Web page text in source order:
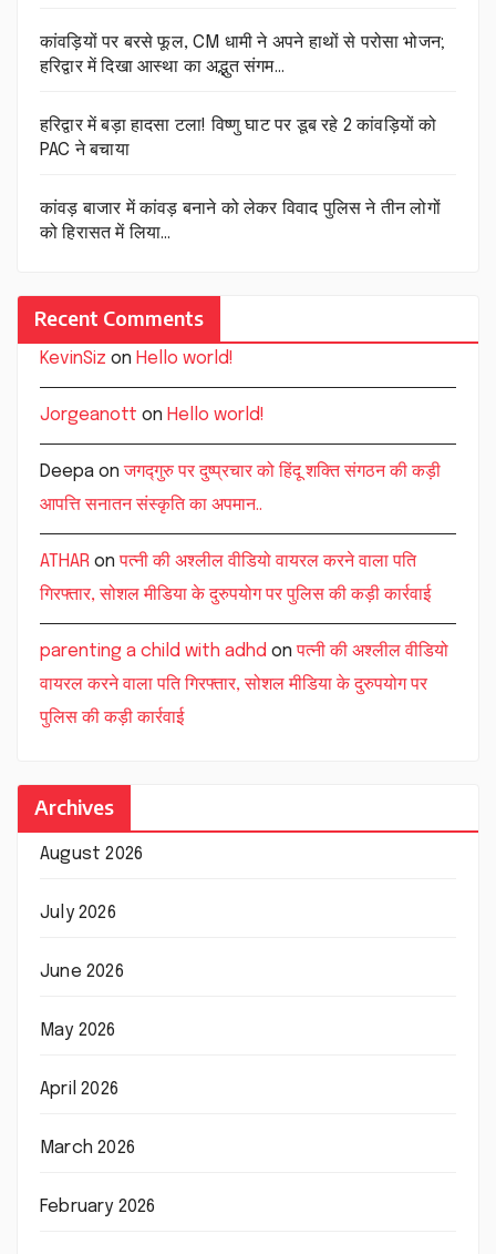
कांवड़ियों पर बरसे फूल, CM धामी ने अपने हाथों से परोसा भोजन;
हरिद्वार में दिखा आस्था का अद्भुत संगम…
हरिद्वार में बड़ा हादसा टला! विष्णु घाट पर डूब रहे 2 कांवड़ियों को
PAC ने बचाया
कांवड़ बाजार में कांवड़ बनाने को लेकर विवाद पुलिस ने तीन लोगों
को हिरासत में लिया…
Recent Comments
KevinSiz on Hello world!
Jorgeanott on Hello world!
Deepa onजगद्गुरु पर दुष्प्रचार को हिंदू शक्ति संगठन की कड़ी
आपत्ति सनातन संस्कृति का अपमान..
ATHAR onपत्नी की अश्लील वीडियो वायरल करने वाला पति
गिरफ्तार, सोशल मीडिया के दुरुपयोग पर पुलिस की कड़ी कार्रवाई
parenting a child with adhd onपत्नी की अश्लील वीडियो
वायरल करने वाला पति गिरफ्तार, सोशल मीडिया के दुरुपयोग पर
पुलिस की कड़ी कार्रवाई
Archives
August 2026
July 2026
June 2026
May 2026
April 2026
March 2026
February 2026